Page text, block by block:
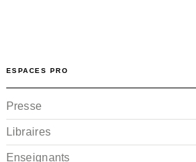
ESPACES PRO
Presse
Libraires
Enseignants